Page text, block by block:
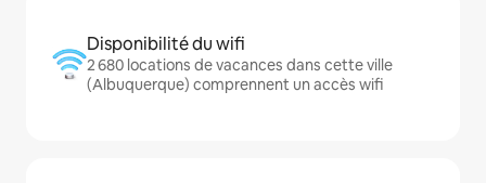
Disponibilité du wifi
2 680 locations de vacances dans cette ville
(Albuquerque) comprennent un accès wifi